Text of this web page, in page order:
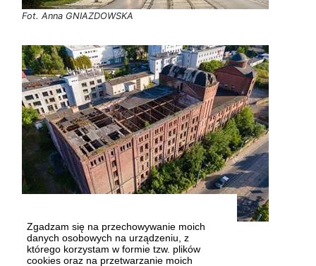
Zgadzam się na przechowywanie moich
danych osobowych na urządzeniu, z
którego korzystam w formie tzw. plików
cookies oraz na przetwarzanie moich
Fot. Anna GNIAZDOWSKA
Fot. Dariusz GORAJSKI